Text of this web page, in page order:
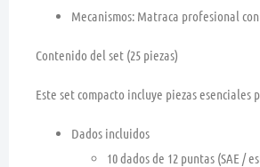
Mecanismos: Matraca profesional
Contenido del set (25 piezas)
Este set compacto incluye piezas
Dados incluidos
10 dados de 12 puntas (SAE /